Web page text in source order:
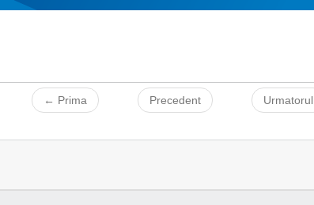
← Prima Precedent Urmatorul